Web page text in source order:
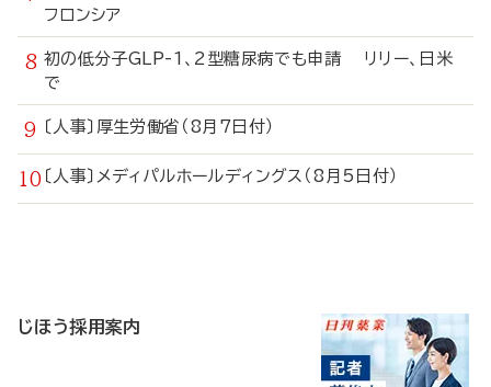
フロンシア
初の低分子GLP-1、2型糖尿病でも申請 リリー、日米
で
〔人事〕厚生労働省（8月7日付）
〔人事〕メディパルホールディングス（8月5日付）
じほう採用案内